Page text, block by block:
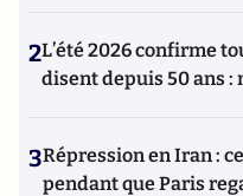
2L’été 2026 confirme
disent depuis 50 ans :
3Répression en Iran :
pendant que Paris